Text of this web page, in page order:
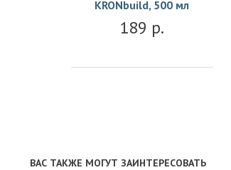
KRONbuild, 500 мл
189 р.
ВАС ТАКЖЕ МОГУТ ЗАИНТЕРЕСОВАТЬ